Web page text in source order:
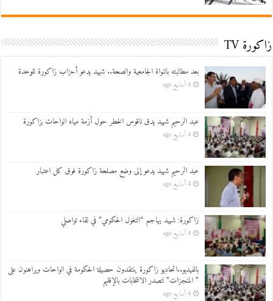
زاكورة TV
بعد مطالبته بالنواة الجامعية والصحة.. شهيد يدعو أحزاب زاكورة للوحدة
4 أسابيع ago
عبد الرحيم شهيد يدق ناقوس الخطر حول أزمة مياه الواحات بزاكورة
4 أسابيع ago
عبد الرحيم شهيد يدعو إلى وضع مصلحة زاكورة فوق كل اعتبار
4 أسابيع ago
زاكورة: شهيد يهاجم “التغول الحكومي” في لقاء تواصلي
4 أسابيع ago
بالفيديو..اتحاديو زاكورة ينتقدون حصيلة الحكومة في الواحات ويراهنون على
” المنجزات” لتصدر الانتخابات بالإقليم
4 أسابيع ago